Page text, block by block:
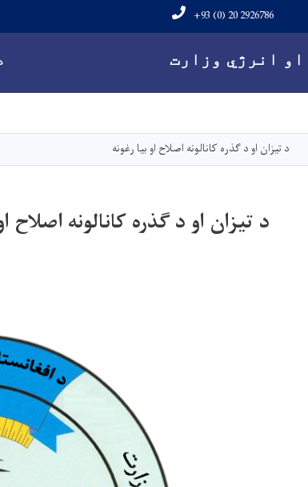
او انرژي وزارت
+93 (0) 20 2926786
د تیزان او د ګذره کانالونه اصلاح او بیا رغونه
د تیزان او د ګذره کانالونه اصلاح